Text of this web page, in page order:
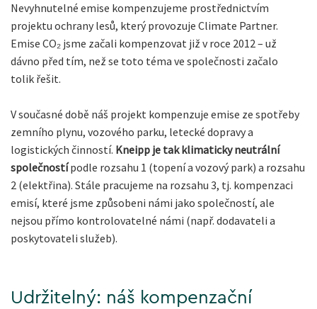
Nevyhnutelné emise kompenzujeme prostřednictvím
projektu ochrany lesů, který provozuje Climate Partner.
Emise CO₂ jsme začali kompenzovat již v roce 2012 – už
dávno před tím, než se toto téma ve společnosti začalo
tolik řešit.
V současné době náš projekt kompenzuje emise ze spotřeby
zemního plynu, vozového parku, letecké dopravy a
logistických činností. Kneipp je tak klimaticky neutrální
společnostípodle rozsahu 1 (topení a vozový park) a rozsahu
2 (elektřina). Stále pracujeme na rozsahu 3, tj. kompenzaci
emisí, které jsme způsobeni námi jako společností, ale
nejsou přímo kontrolovatelné námi (např. dodavateli a
poskytovateli služeb).
Udržitelný: náš kompenzační